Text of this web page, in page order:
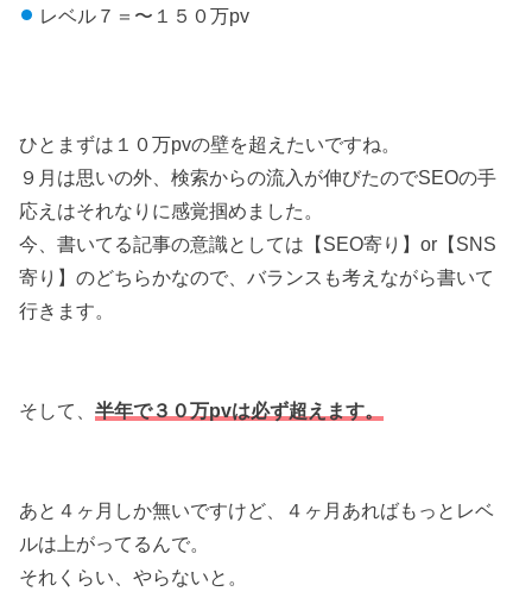
レベル７＝〜１５０万pv
ひとまずは１０万pvの壁を超えたいですね。
９月は思いの外、検索からの流入が伸びたのでSEOの手
応えはそれなりに感覚掴めました。
今、書いてる記事の意識としては【SEO寄り】or【SNS
寄り】のどちらかなので、バランスも考えながら書いて
行きます。
そして、半年で３０万pvは必ず超えます。
あと４ヶ月しか無いですけど、４ヶ月あればもっとレベ
ルは上がってるんで。
それくらい、やらないと。